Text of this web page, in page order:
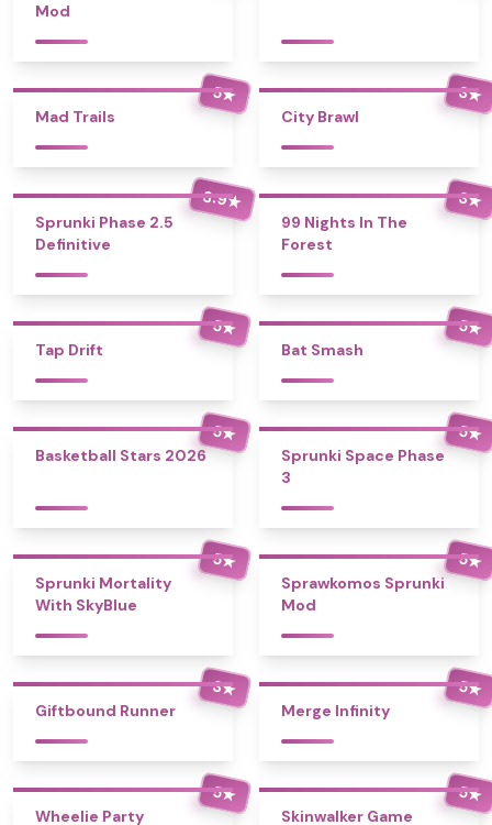
Mod
5★
Mad Trails
3★
City Brawl
3.9★
Sprunki Phase 2.5
Definitive
3★
99 Nights In The
Forest
5★
Tap Drift
5★
Bat Smash
5★
Basketball Stars 2026
5★
Sprunki Space Phase
3
5★
Sprunki Mortality
With SkyBlue
5★
Sprawkomos Sprunki
Mod
3★
Giftbound Runner
5★
Merge Infinity
5★
Wheelie Party
5★
Skinwalker Game